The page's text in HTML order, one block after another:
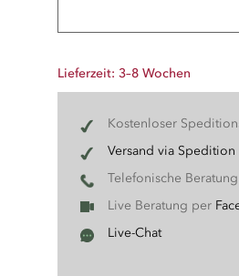
Lieferzeit: 3–8 Wochen
Kostenloser
Versand via Spedition
Telefonische
Live Beratung per
Live-Chat